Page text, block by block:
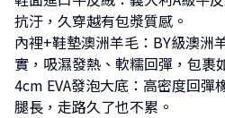
抗汙，久穿越有包漿質感。
內裡+鞋墊澳洲羊毛：BY級澳洲
實，吸濕發熱、軟糯回彈，包裹
4cm EVA發泡大底：高密度回彈
腿長，走路久了也不累。